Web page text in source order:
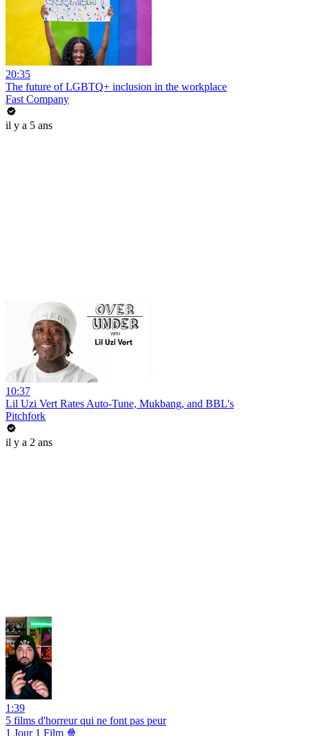
20:35
The future of LGBTQ+ inclusion in the workplace
Fast Company
il y a 5 ans
10:37
Lil Uzi Vert Rates Auto-Tune, Mukbang, and BBL's
Pitchfork
il y a 2 ans
1:39
5 films d'horreur qui ne font pas peur
1 Jour 1 Film 🍿